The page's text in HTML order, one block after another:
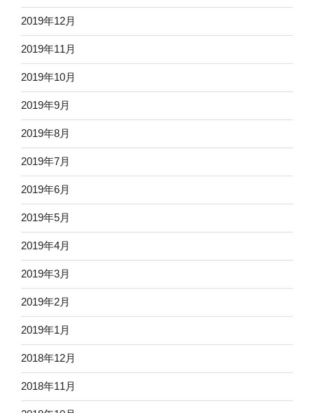
2019年12月
2019年11月
2019年10月
2019年9月
2019年8月
2019年7月
2019年6月
2019年5月
2019年4月
2019年3月
2019年2月
2019年1月
2018年12月
2018年11月